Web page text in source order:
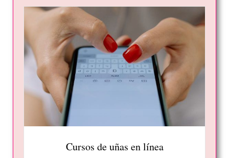
Cursos de uñas en línea